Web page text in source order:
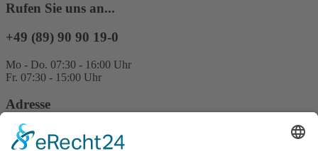
Rufen Sie uns an...
+49 (89) 90 90 19-0
Mo - Do. 07:30 - 16:00 Uhr
Fr. 07:30 - 15:00 Uhr
Adresse
EPOS Bio Partner Süd GmbH
Gewerbestraße 12